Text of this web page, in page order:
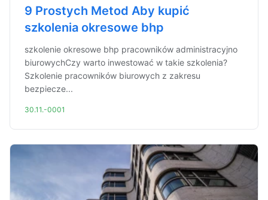
9 Prostych Metod Aby kupić
szkolenia okresowe bhp
szkolenie okresowe bhp pracowników administracyjno
biurowychCzy warto inwestować w takie szkolenia?
Szkolenie pracowników biurowych z zakresu
bezpiecze...
30.11.-0001